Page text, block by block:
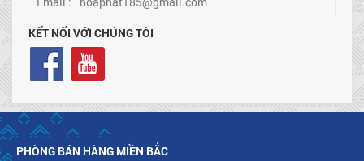
KẾT NỐI VỚI CHÚNG TÔI
PHÒNG BÁN HÀNG MIỀN BẮC